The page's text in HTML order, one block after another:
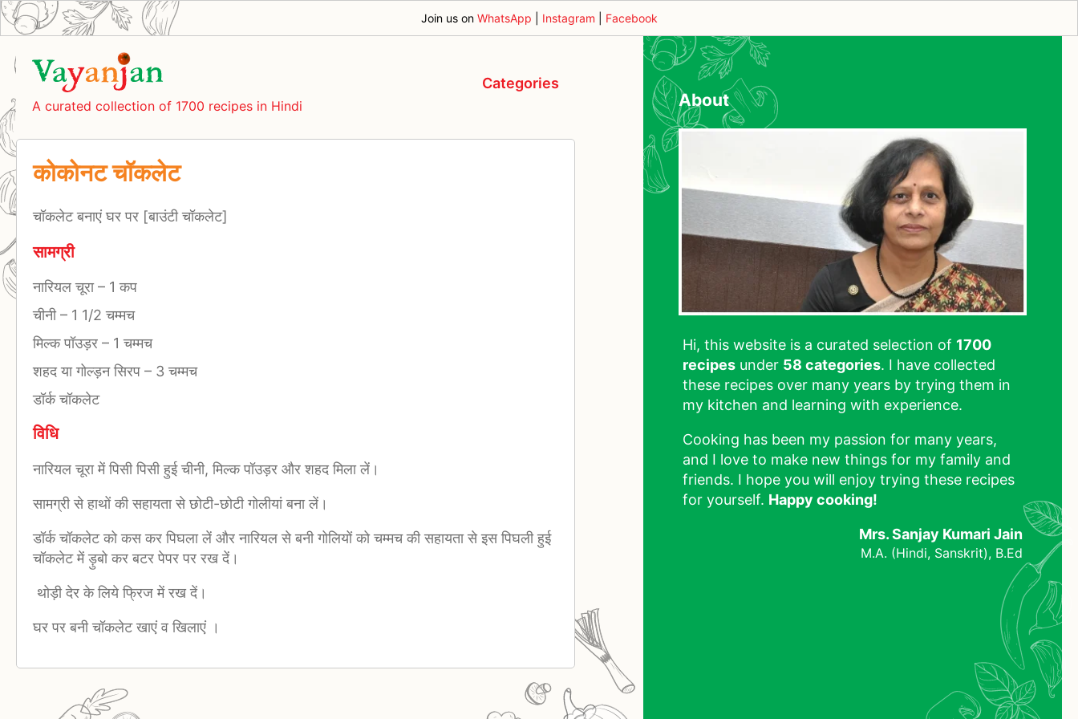
Join us on WhatsApp Instagram Facebook
A curated collection of 1700 recipes in Hindi
Categories
कोकोनट चॉकलेट
चॉकलेट बनाएं घर पर [बाउंटी चॉकलेट]
सामग्री
नारियल चूरा– 1 कप
चीनी– 1 1/2 चम्मच
मिल्क पॉउड़र – 1 चम्मच
शहद या गोल्ड़न सिरप – 3 चम्मच
डॉर्क चॉकलेट
विधि
नारियल चूरा में पिसी पिसी हुई चीनी, मिल्क पॉउड़र और शहद मिला लें।
सामग्री से हाथों की सहायता से छोटी-छोटी गोलीयां बना लें।
डॉर्क चॉकलेट को कस कर पिघला लें और नारियल से बनी गोलियों को चम्मच की सहायता से इस पिघली हुई
चॉकलेट में ड़ुबो कर बटर पेपर पर रख दें।
थोड़ी देर के लिये फ्रिज में रख दें।
घर पर बनी चॉकलेट खाएं व खिलाएं ।
About
Hi, this website is a curated selection of 1700
recipes under 58 categories. I have collected
these recipes over many years by trying them in
my kitchen and learning with experience.
Cooking has been my passion for many years,
and I love to make new things for my family and
friends. I hope you will enjoy trying these recipes
for yourself. Happy cooking!
Mrs. Sanjay Kumari Jain
M.A. (Hindi, Sanskrit), B.Ed